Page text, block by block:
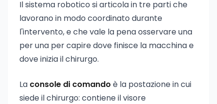
Il sistema robotico si articola in tre parti che
lavorano in modo coordinato durante
l'intervento, e che vale la pena osservare una
per una per capire dove finisce la macchina e
dove inizia il chirurgo.
La console di comando è la postazione in cui
siede il chirurgo: contiene il visore